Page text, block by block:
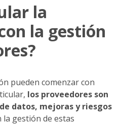
la
la gestión
pueden comenzar con
los proveedores son
datos, mejoras y riesgos
la gestión de estas